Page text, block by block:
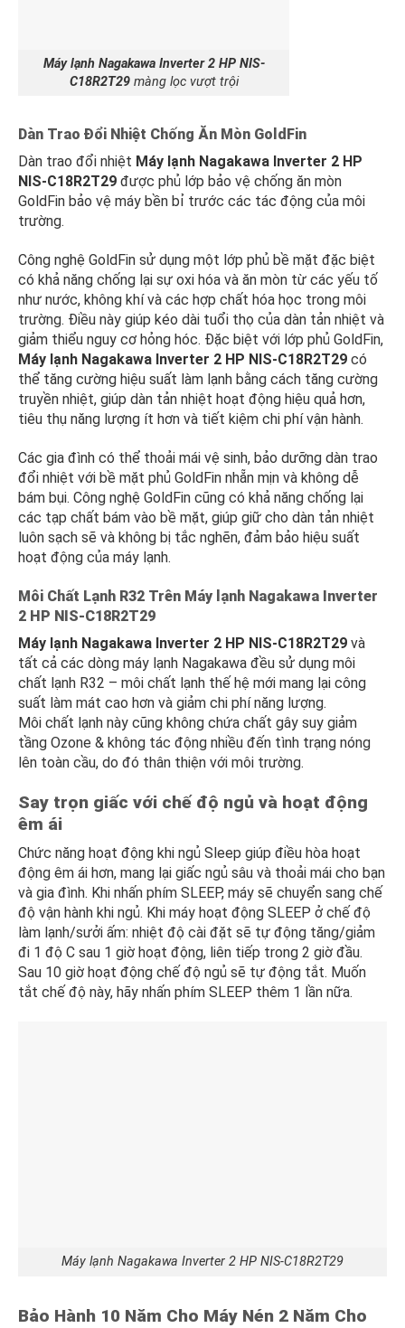
Máy lạnh Nagakawa Inverter 2 HP NIS-
C18R2T29màng lọc vượt trội
Dàn Trao Đổi Nhiệt Chống Ăn Mòn GoldFin
Dàn trao đổi nhiệt Máy lạnh Nagakawa Inverter 2 HP
NIS-C18R2T29 được phủ lớp bảo vệ chống ăn mòn
GoldFin bảo vệ máy bền bỉ trước các tác động của môi
trường.
Công nghệ GoldFin sử dụng một lớp phủ bề mặt đặc biệt
có khả năng chống lại sự oxi hóa và ăn mòn từ các yếu tố
như nước, không khí và các hợp chất hóa học trong môi
trường. Điều này giúp kéo dài tuổi thọ của dàn tản nhiệt và
giảm thiểu nguy cơ hỏng hóc. Đặc biệt với lớp phủ GoldFin,
Máy lạnh Nagakawa Inverter 2 HP NIS-C18R2T29 có
thể tăng cường hiệu suất làm lạnh bằng cách tăng cường
truyền nhiệt, giúp dàn tản nhiệt hoạt động hiệu quả hơn,
tiêu thụ năng lượng ít hơn và tiết kiệm chi phí vận hành.
Các gia đình có thể thoải mái vệ sinh, bảo dưỡng dàn trao
đổi nhiệt với bề mặt phủ GoldFin nhẵn mịn và không dễ
bám bụi. Công nghệ GoldFin cũng có khả năng chống lại
các tạp chất bám vào bề mặt, giúp giữ cho dàn tản nhiệt
luôn sạch sẽ và không bị tắc nghẽn, đảm bảo hiệu suất
hoạt động của máy lạnh.
Môi Chất Lạnh R32 Trên Máy lạnh Nagakawa Inverter
2 HP NIS-C18R2T29
Máy lạnh Nagakawa Inverter 2 HP NIS-C18R2T29 và
tất cả các dòng máy lạnh Nagakawa đều sử dụng môi
chất lạnh R32 – môi chất lạnh thế hệ mới mang lại công
suất làm mát cao hơn và giảm chi phí năng lượng.
Môi chất lạnh này cũng không chứa chất gây suy giảm
tầng Ozone & không tác động nhiều đến tình trạng nóng
lên toàn cầu, do đó thân thiện với môi trường.
Say trọn giấc với chế độ ngủ và hoạt động
êm ái
Chức năng hoạt động khi ngủ Sleep giúp điều hòa hoạt
động êm ái hơn, mang lại giấc ngủ sâu và thoải mái cho bạn
và gia đình. Khi nhấn phím SLEEP, máy sẽ chuyển sang chế
độ vận hành khi ngủ. Khi máy hoạt động SLEEP ở chế độ
làm lạnh/sưởi ấm: nhiệt độ cài đặt sẽ tự động tăng/giảm
đi 1 độ C sau 1 giờ hoạt động, liên tiếp trong 2 giờ đầu.
Sau 10 giờ hoạt động chế độ ngủ sẽ tự động tắt. Muốn
tắt chế độ này, hãy nhấn phím SLEEP thêm 1 lần nữa.
Máy lạnh Nagakawa Inverter 2 HP NIS-C18R2T29
Bảo Hành 10 Năm Cho Máy Nén 2 Năm Cho